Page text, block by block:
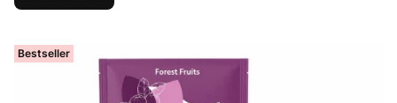
Bestseller